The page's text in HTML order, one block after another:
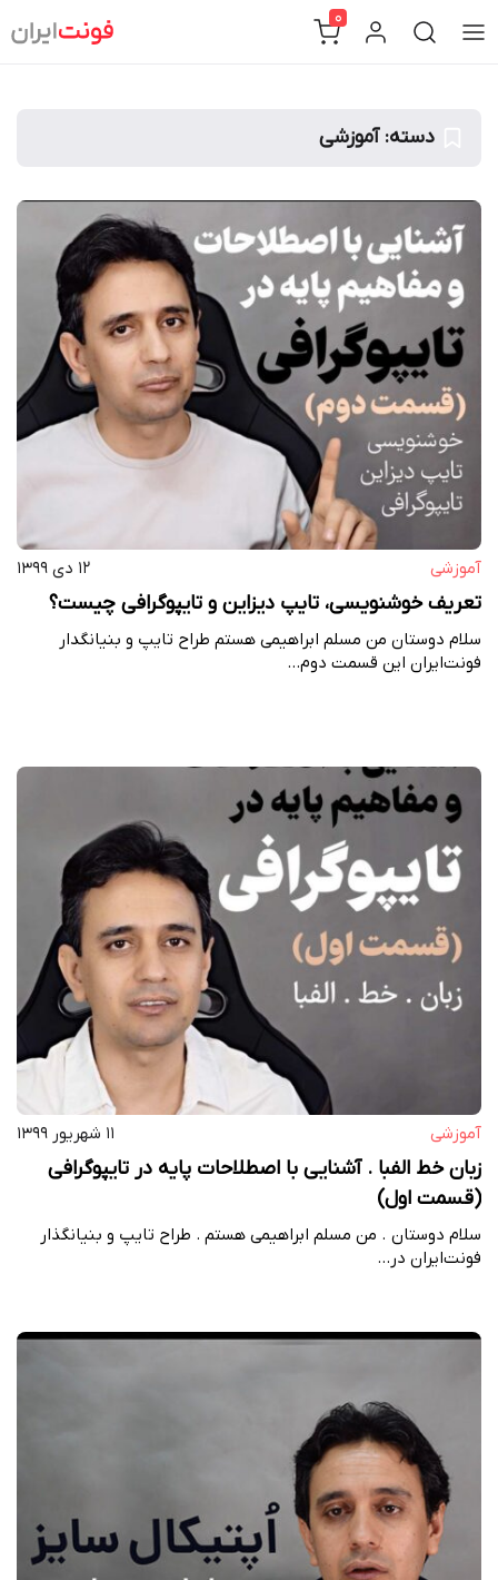
to
0
دسته:آموزشی
آموزشی ۱۲ دی ۱۳۹۹
تعریف خوشنویسی، تایپ دیزاین و تایپوگرافی چیست؟
سلام دوستان من مسلم ابراهیمی هستم طراح تایپ و بنیانگدار
فونت‌ایران این قسمت دوم…
آموزشی ۱۱ شهریور ۱۳۹۹
زبان خط الفبا . آشنایی با اصطلاحات پایه در تایپوگرافی
(قسمت اول)
سلام دوستان . من مسلم ابراهیمی هستم . طراح تایپ و بنیانگذار
فونت‌ایران در…